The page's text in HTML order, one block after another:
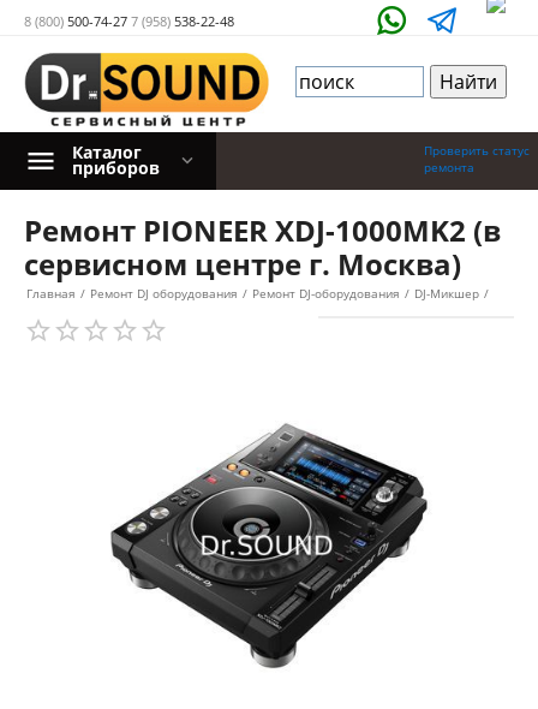
8 (800) 500-74-27 7 (958) 538-22-48
Проверить статус
ремонта
Каталог
приборов
Ремонт PIONEER XDJ-1000MK2 (в
сервисном центре г. Москва)
Главная / Ремонт DJ оборудования / Ремонт DJ-оборудования / DJ-Микшер /